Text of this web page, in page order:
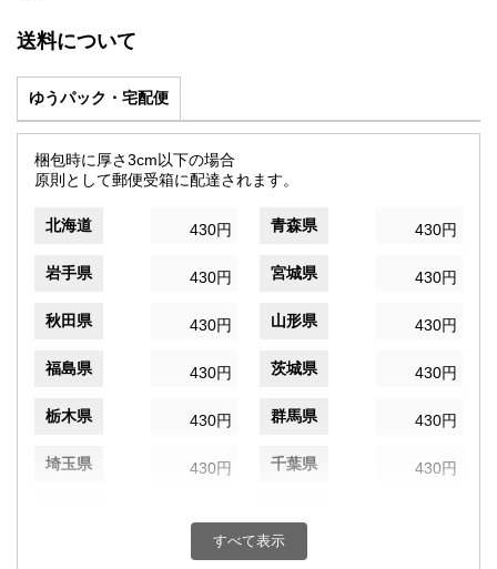
送料について
ゆうパック・宅配便
梱包時に厚さ3cm以下の場合
原則として郵便受箱に配達されます。
北海道 430円 青森県 430円
岩手県 430円 宮城県 430円
秋田県 430円 山形県 430円
福島県 430円 茨城県 430円
栃木県 430円 群馬県 430円
埼玉県 430円 千葉県 430円
430円 富山県
すべて表示